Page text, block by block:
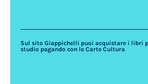
Sul sito Giappichelli puoi acquistare i libri
studio pagando con le Carte Cultura